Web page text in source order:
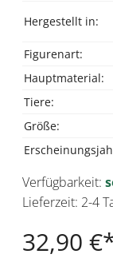
Hergestellt in:
Figurenart:
Hauptmaterial:
Tiere:
Größe:
Verfügbarkeit:
Lieferzeit: 2-4
32,90 €